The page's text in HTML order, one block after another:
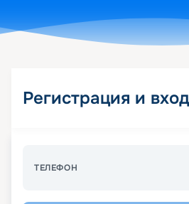
Регистрация и вход
ТЕЛЕФОН
Популярные